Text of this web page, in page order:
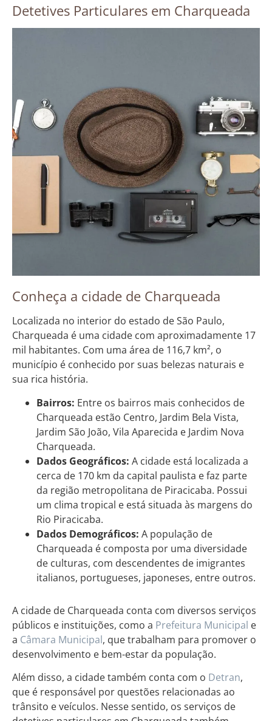
Detetives Particulares em Charqueada
Conheça a cidade de Charqueada
Localizada no interior do estado de São Paulo,
Charqueada é uma cidade com aproximadamente 17
mil habitantes. Com uma área de 116,7 km², o
município é conhecido por suas belezas naturais e
sua rica história.
Bairros: Entre os bairros mais conhecidos de
Charqueada estão Centro, Jardim Bela Vista,
Jardim São João, Vila Aparecida e Jardim Nova
Charqueada.
Dados Geográficos: A cidade está localizada a
cerca de 170 km da capital paulista e faz parte
da região metropolitana de Piracicaba. Possui
um clima tropical e está situada às margens do
Rio Piracicaba.
Dados Demográficos: A população de
Charqueada é composta por uma diversidade
de culturas, com descendentes de imigrantes
italianos, portugueses, japoneses, entre outros.
A cidade de Charqueada conta com diversos serviços
públicos e instituições, como a Prefeitura Municipal e
a Câmara Municipal, que trabalham para promover o
desenvolvimento e bem-estar da população.
Além disso, a cidade também conta com o Detran,
que é responsável por questões relacionadas ao
trânsito e veículos. Nesse sentido, os serviços de